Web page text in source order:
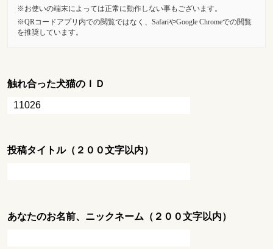
お使いの端末によっては正常に動作しない事もございます。
QRコードアプリ内での閲覧ではなく、SafariやGoogle Chromeでの閲覧
を推奨しています。
触れ合った犬猫のＩＤ
投稿タイトル（２００文字以内）
あなたのお名前、ニックネーム（２００文字以内）